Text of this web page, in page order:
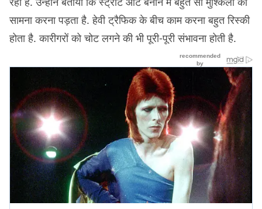
सामना करना पड़ता है. हेवी ट्रैफिक के बीच काम करना बहुत रिस्की
होता है. कारीगरों को चोट लगने की भी पूरी-पूरी संभावना होती है.